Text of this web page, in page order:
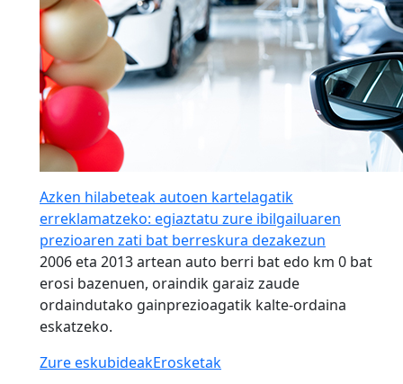
Azken hilabeteak autoen kartelagatik
erreklamatzeko: egiaztatu zure ibilgailuaren
prezioaren zati bat berreskura dezakezun
2006 eta 2013 artean auto berri bat edo km 0 bat
erosi bazenuen, oraindik garaiz zaude
ordaindutako gainprezioagatik kalte-ordaina
eskatzeko.
Zure eskubideakErosketak